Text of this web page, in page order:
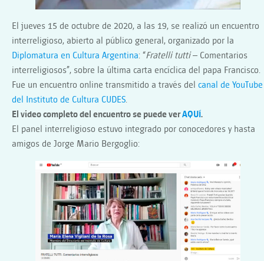
El jueves 15 de octubre de 2020, a las 19, se realizó un encuentro
interreligioso, abierto al público general, organizado por la
Diplomatura en Cultura Argentina: “Fratelli tutti– Comentarios
interreligiosos”, sobre la última carta encíclica del papa Francisco.
Fue un encuentro online transmitido a través del canal de YouTube
del Instituto de Cultura CUDES.
El video completo del encuentro se puede verAQUÍ.
El panel interreligioso estuvo integrado por conocedores y hasta
amigos de Jorge Mario Bergoglio: